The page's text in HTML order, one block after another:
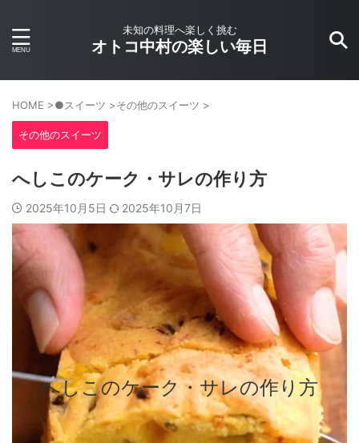
未知の料理へ楽しく挑む
オトコ中村の楽しい毎日
HOME >●スイーツ >その他のスイーツ >
その他のスイーツ
へしこのケーク・サレの作り方
2025年10月5日 2025年10月7日
へしこのケーク・サレの作り方